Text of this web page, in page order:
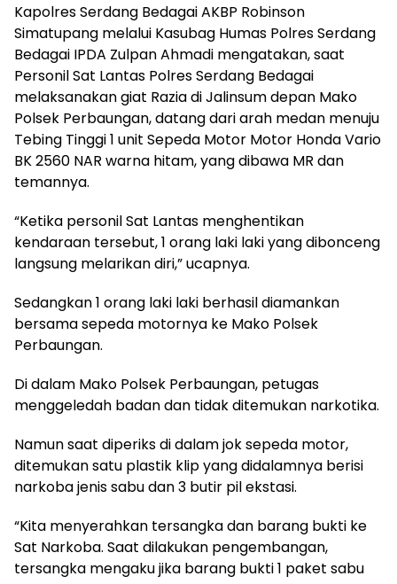
Kapolres Serdang Bedagai AKBP Robinson
Simatupang melalui Kasubag Humas Polres Serdang
Bedagai IPDA Zulpan Ahmadi mengatakan, saat
Personil Sat Lantas Polres Serdang Bedagai
melaksanakan giat Razia di Jalinsum depan Mako
Polsek Perbaungan, datang dari arah medan menuju
Tebing Tinggi 1 unit Sepeda Motor Motor Honda Vario
BK 2560 NAR warna hitam, yang dibawa MR dan
temannya.
“Ketika personil Sat Lantas menghentikan
kendaraan tersebut, 1 orang laki laki yang dibonceng
langsung melarikan diri,” ucapnya.
Sedangkan 1 orang laki laki berhasil diamankan
bersama sepeda motornya ke Mako Polsek
Perbaungan.
Di dalam Mako Polsek Perbaungan, petugas
menggeledah badan dan tidak ditemukan narkotika.
Namun saat diperiks di dalam jok sepeda motor,
ditemukan satu plastik klip yang didalamnya berisi
narkoba jenis sabu dan 3 butir pil ekstasi.
“Kita menyerahkan tersangka dan barang bukti ke
Sat Narkoba. Saat dilakukan pengembangan,
tersangka mengaku jika barang bukti 1 paket sabu